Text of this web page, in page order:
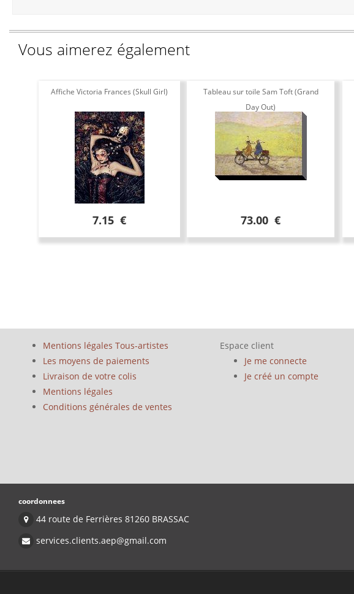
Vous aimerez également
Affiche Victoria Frances (Skull Girl)
7.15 €
Tableau sur toile Sam Toft (Grand
Day Out)
73.00 €
Mentions légales Tous-artistes
Les moyens de paiements
Livraison de votre colis
Mentions légales
Conditions générales de ventes
Espace client
Je me connecte
Je créé un compte
coordonnees
44 route de Ferrières 81260 BRASSAC
services.clients.aep@gmail.com